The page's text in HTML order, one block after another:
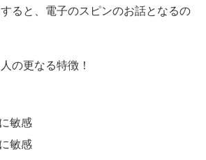
ると、電子のスピンのお話となるの
の更なる特徴！
敏感
敏感